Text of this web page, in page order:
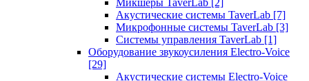
Микшеры TaverLab [2]
Акустические системы TaverLab [7]
Микрофонные системы TaverLab [3]
Системы управления TaverLab [1]
Оборудование звукоусиления Electro-Voice
[29]
Акустические системы Electro-Voice